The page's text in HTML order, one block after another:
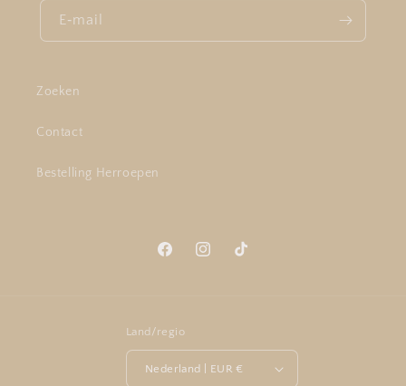
E‑mail
Zoeken
Contact
Bestelling Herroepen
FacebookInstagramTikTok
Land/regio
Nederland | EUR €